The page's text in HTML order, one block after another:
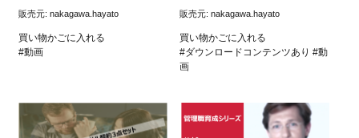
販売元: nakagawa.hayato
買い物かごに入れる
#動画
販売元:nakagawa.hayato
買い物かごに入れる
#ダウンロードコンテンツあり #動
画